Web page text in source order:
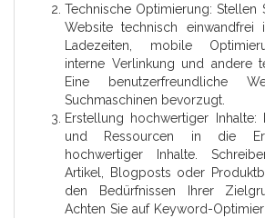
Technische Optimierung: Stellen
Website technisch einwandfrei
Ladezeiten, mobile
interne Verlinkung und andere
Eine benutzerfreundliche
Suchmaschinen bevorzugt.
Erstellung hochwertiger Inhalte:
und Ressourcen in die
hochwertiger Inhalte.
Artikel, Blogposts oder
den Bedürfnissen Ihrer
Achten Sie auf Keyword-